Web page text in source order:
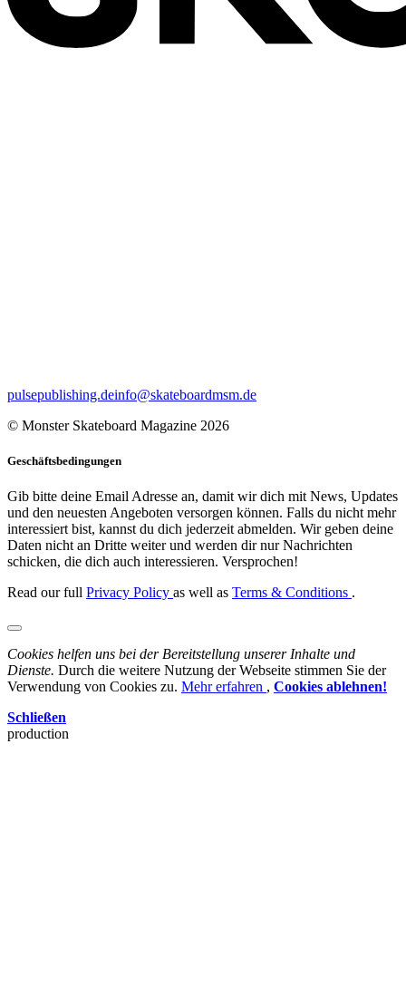
pulsepublishing.deinfo@skateboardmsm.de
© Monster Skateboard Magazine 2026
Geschäftsbedingungen
Gib bitte deine Email Adresse an, damit wir dich mit News, Updates
und den neuesten Angeboten versorgen können. Falls du nicht mehr
interessiert bist, kannst du dich jederzeit abmelden. Wir geben deine
Daten nicht an Dritte weiter und werden dir nur Nachrichten
schicken, die dich auch interessieren. Versprochen!
Read our full Privacy Policy as well as Terms & Conditions .
Cookies helfen uns bei der Bereitstellung unserer Inhalte und
Dienste. Durch die weitere Nutzung der Webseite stimmen Sie der
Verwendung von Cookies zu. Mehr erfahren , Cookies ablehnen!
Schließen
production